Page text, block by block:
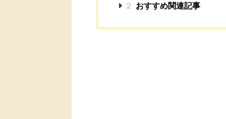
2 おすすめ関連記事